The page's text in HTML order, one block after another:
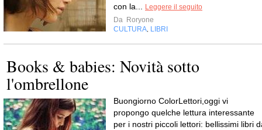
con la...
Leggere il seguito
Da Roryone
CULTURA LIBRI
Books & babies: Novità sotto
l'ombrellone
Buongiorno ColorLettori,oggi vi
propongo quelche lettura interessante
per i nostri piccoli lettori: bellissimi libri